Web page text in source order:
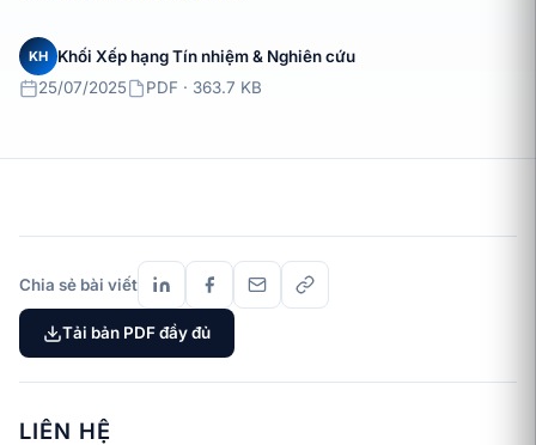
KH
Khối Xếp hạng Tín nhiệm & Nghiên cứu
25/07/2025
PDF · 363.7 KB
Chia sẻ bài viết
Tải bản PDF đầy đủ
LIÊN HỆ